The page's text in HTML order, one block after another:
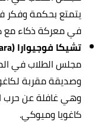
يتمتع بحكمة وفكر
في معركة ذكاء مع
تشيكا فوجيوارا (Chika Fujiwara):
مجلس الطلاب في
وصديقة مقربة
وهي غافلة عن حرب
كاغويا وميوكي.